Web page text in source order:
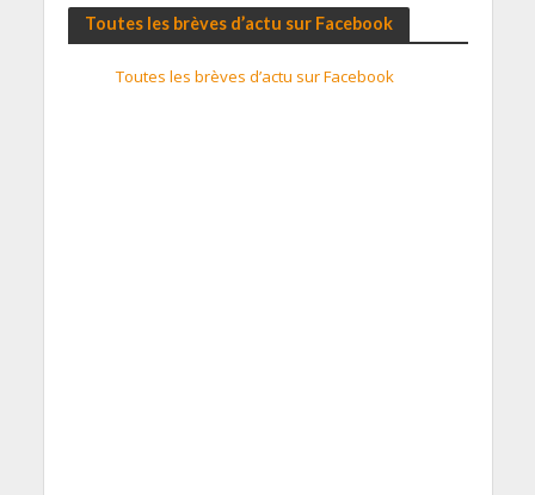
Toutes les brèves d’actu sur Facebook
Toutes les brèves d’actu sur Facebook